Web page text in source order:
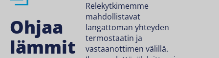
Ohjaa
lämmit
Relekytkimemme
mahdollistavat
langattoman yhteyden
termostaatin ja
vastaanottimen välillä.